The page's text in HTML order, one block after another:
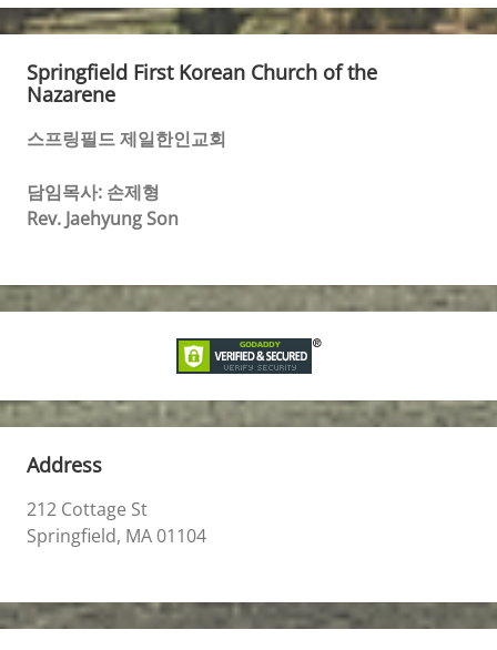
Springfield First Korean Church of the
Nazarene
스프링필드 제일한인교회
담임목사: 손제형
Rev. Jaehyung Son
Address
212 Cottage St
Springfield, MA 01104